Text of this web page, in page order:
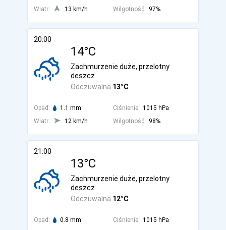
Wiatr:
13 km/h Wilgotność: 97%
20:00
14°C
Odczuwalna 13°C
Zachmurzenie duże, przelotny
deszcz
Opad: 1.1 mm Ciśnienie: 1015 hPa
Wiatr:
12 km/h Wilgotność: 98%
21:00
13°C
Odczuwalna 12°C
Zachmurzenie duże, przelotny
deszcz
Opad: 0.8 mm Ciśnienie: 1015 hPa